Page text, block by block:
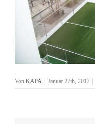
Von KAPA Januar 27th, 2017